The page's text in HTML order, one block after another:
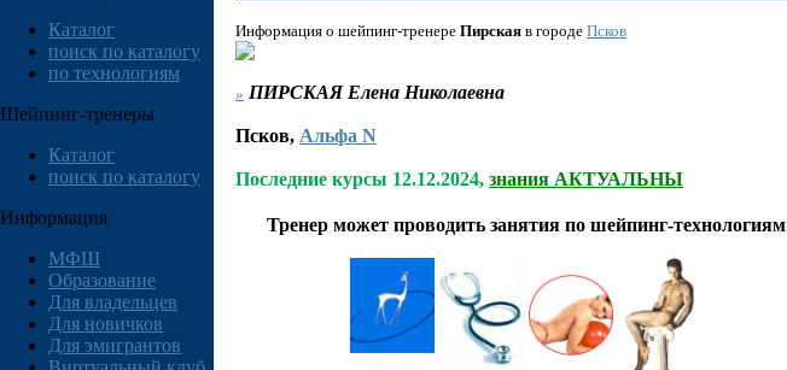
Каталог
поиск по каталогу
по технологиям
Шейпинг-тренеры
Каталог
поиск по каталогу
Информация
МФШ
Образование
Для владельцев
Для новичков
Для эмигрантов
Информация о шейпинг-тренере Пирская в городе Псков
» ПИРСКАЯЕлена Николаевна
Псков, Альфа N
Последние курсы 12.12.2024, знания АКТУАЛЬНЫ
Тренер может проводить занятия по шейпинг-технологиям